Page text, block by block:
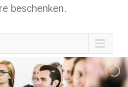
beschenken.